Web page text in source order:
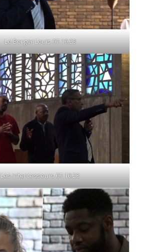
Le Berger Louis 07.10.23
Les intercesseurs 07.10.23